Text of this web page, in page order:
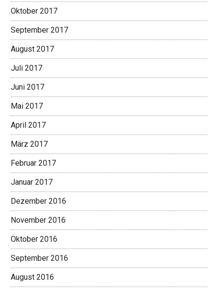
Oktober 2017
September 2017
August 2017
Juli 2017
Juni 2017
Mai 2017
April 2017
März 2017
Februar 2017
Januar 2017
Dezember 2016
November 2016
Oktober 2016
September 2016
August 2016